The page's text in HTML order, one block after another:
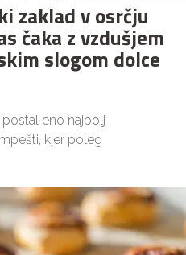
zaklad v osrčju
čaka z vzdušjem
slogom dolce
eno najbolj
kjer poleg